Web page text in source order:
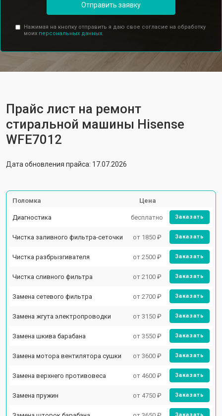
Отправить заявку
Нажимая на кнопку отправить я даю свое согласие на обработку
моих персональных данных.
Прайс лист на ремонт
стиральной машины Hisense
WFE7012
Дата обновления прайса: 17.07.2026
Поломка Цена
Диагностика бесплатно Заказать
Чистка заливного фильтра-сеточки от 1850 ₽ Заказать
Чистка разбрызгивателя от 2500 ₽ Заказать
Чистка сливного фильтра от 2100 ₽ Заказать
Замена сетевого фильтра от 2700 ₽ Заказать
Замена жгута электропроводки от 3150 ₽ Заказать
Замена шкива барабана от 3550 ₽ Заказать
Замена мотора вентилятора сушки от 3600 ₽ Заказать
Замена верхнего противовеса от 4600 ₽ Заказать
Замена пружин от 4750 ₽ Заказать